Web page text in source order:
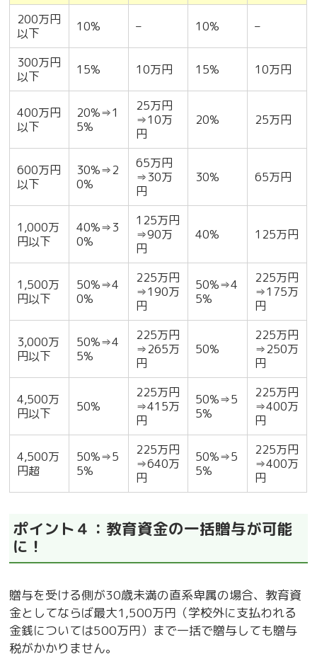
200万円
以下
10% – 10% –
300万円
以下
15% 10万円 15% 10万円
400万円
以下
20%⇒1
5%
25万円
⇒10万
円
20% 25万円
600万円
以下
30%⇒2
0%
65万円
⇒30万
円
30% 65万円
1,000万
円以下
40%⇒3
0%
125万円
⇒90万
円
40% 125万円
1,500万
円以下
50%⇒4
0%
225万円
⇒190万
円
50%⇒4
5%
225万円
⇒175万
円
3,000万
円以下
50%⇒4
5%
225万円
⇒265万
円
50%
225万円
⇒250万
円
4,500万
円以下
50%
225万円
⇒415万
円
50%⇒5
5%
225万円
⇒400万
円
4,500万
円超
50%⇒5
5%
225万円
⇒640万
円
50%⇒5
5%
225万円
⇒400万
円
ポイント４：教育資金の一括贈与が可能
に！
贈与を受ける側が30歳未満の直系卑属の場合、教育資
金としてならば最大1,500万円（学校外に支払われる
金銭については500万円）まで一括で贈与しても贈与
税がかかりません。